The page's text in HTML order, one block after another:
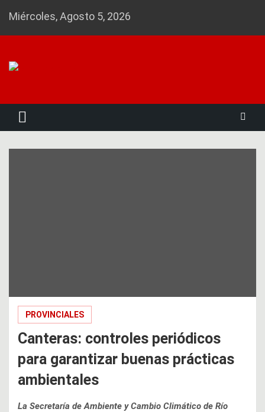
Miércoles, Agosto 5, 2026
PROVINCIALES
Canteras: controles periódicos
para garantizar buenas prácticas
ambientales
La Secretaría de Ambiente y Cambio Climático de Río